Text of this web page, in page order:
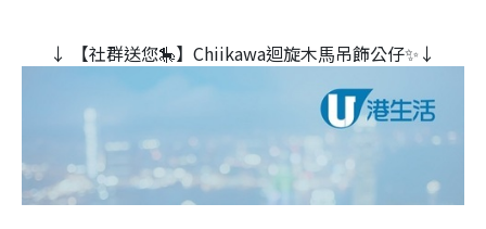
↓ 【社群送您🎠】Chiikawa迴旋木⾺吊飾公仔✨↓